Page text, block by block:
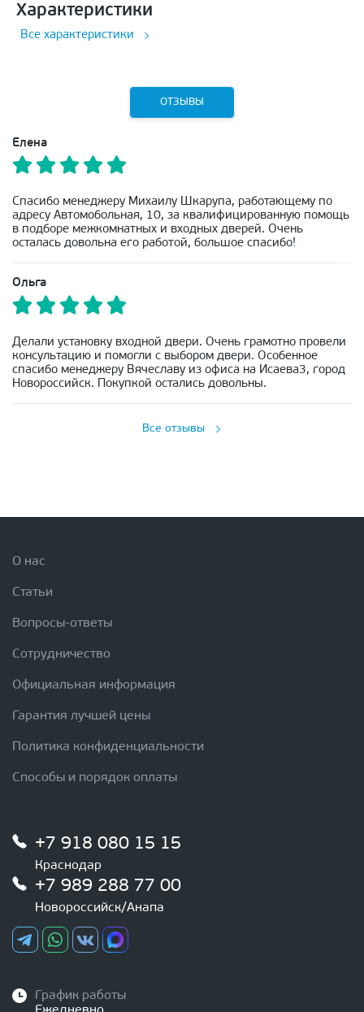
Характеристики
Все характеристики
ОТЗЫВЫ
Елена
Спасибо менеджеру Михаилу Шкарупа, работающему по
адресу Автомобольная, 10, за квалифицированную помощь
в подборе межкомнатных и входных дверей. Очень
осталась довольна его работой, большое спасибо!
Ольга
Делали установку входной двери. Очень грамотно провели
консультацию и помогли с выбором двери. Особенное
спасибо менеджеру Вячеславу из офиса на Исаева3, город
Новороссийск. Покупкой остались довольны.
Все отзывы
О нас
Статьи
Вопросы-ответы
Сотрудничество
Официальная информация
Гарантия лучшей цены
Политика конфиденциальности
Способы и порядок оплаты
+7 918 080 15 15
Краснодар
+7 989 288 77 00
Новороссийск/Анапа
График работы